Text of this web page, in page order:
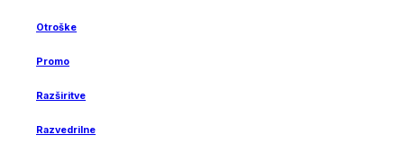
Otroške
Promo
Razširitve
Razvedrilne